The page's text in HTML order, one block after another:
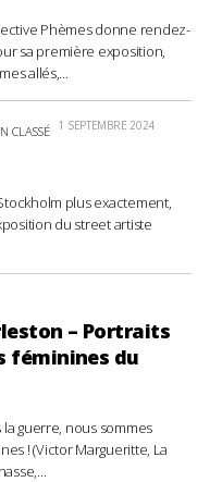
Phèmes donne rendez-
sa première exposition,
allés,...
CLASSÉ 1 SEPTEMBRE 2024
plus exactement,
du street artiste
– Portraits
féminines du
guerre, nous sommes
! (Victor Margueritte, La